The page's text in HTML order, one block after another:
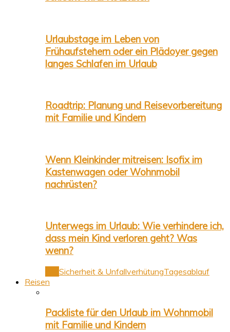
Urlaubstage im Leben von
Frühaufstehern oder ein Plädoyer gegen
langes Schlafen im Urlaub
Roadtrip: Planung und Reisevorbereitung
mit Familie und Kindern
Wenn Kleinkinder mitreisen: Isofix im
Kastenwagen oder Wohnmobil
nachrüsten?
Unterwegs im Urlaub: Wie verhindere ich,
dass mein Kind verloren geht? Was
wenn?
Sicherheit & UnfallverhütungTagesablauf
Reisen
Packliste für den Urlaub im Wohnmobil
mit Familie und Kindern